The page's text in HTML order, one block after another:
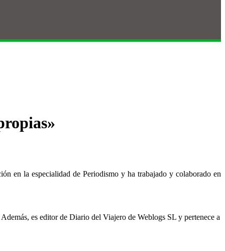
en la especialidad de Periodismo y ha trabajado y colaborado en
es editor de Diario del Viajero de Weblogs SL y pertenece a